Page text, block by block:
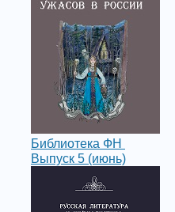
Библиотека ФН
Выпуск 5 (июнь)